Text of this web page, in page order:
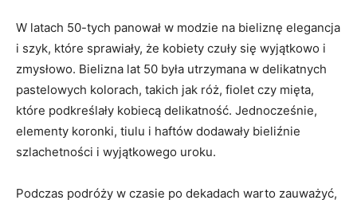
W latach 50-tych ​panował w modzie na bieliznę⁣ elegancja
i szyk, które sprawiały, że‌ kobiety czuły się wyjątkowo i
zmysłowo. Bielizna⁣ lat 50⁤ była utrzymana w ‌delikatnych
pastelowych kolorach, ⁢takich jak róż,⁣ fiolet czy mięta,
które podkreślały kobiecą delikatność. Jednocześnie,
elementy koronki, tiulu i haftów⁢ dodawały bieliźnie
szlachetności i wyjątkowego uroku.
Podczas podróży w ‌czasie po dekadach warto zauważyć,